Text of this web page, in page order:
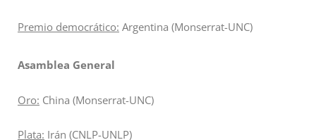
Premio democrático: Argentina (Monserrat-UNC)
Asamblea General
Oro: China (Monserrat-UNC)
Plata: Irán (CNLP-UNLP)